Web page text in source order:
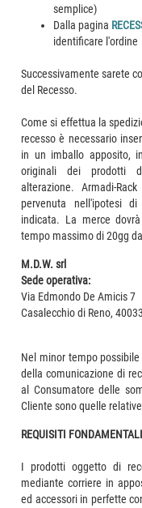
semplice)
Dalla pagina
identificare l'ordine
Successivamente sarete
del Recesso.
Come si effettua la
recesso è necessario
in un imballo apposito,
originali dei prodotti
alterazione. Armadi-
pervenuta nell'ipotesi
indicata. La merce
tempo massimo di 20gg
M.D.W. srl
Sede operativa:
Via Edmondo De Amicis 7
Casalecchio di Reno,
Nel minor tempo
della comunicazione di
al Consumatore delle
Cliente sono quelle
REQUISITI
I prodotti oggetto di
mediante corriere in
ed accessori in perfette